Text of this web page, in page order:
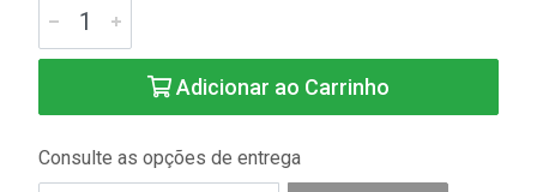
Adicionar ao Carrinho
Consulte as opções de entrega